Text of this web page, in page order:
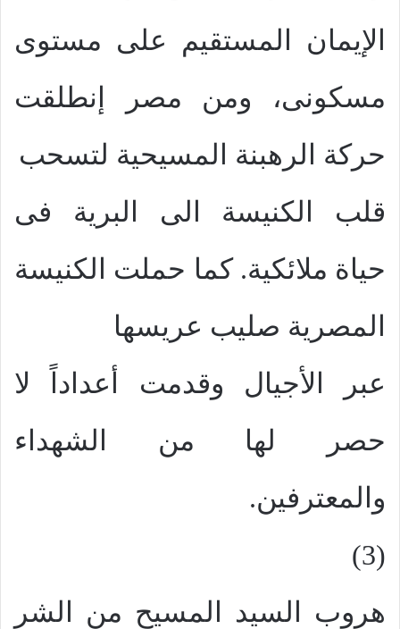
الإيمان المستقيم على مستوى
مسكونى، ومن مصر إنطلقت
حركة الرهبنة المسيحية لتسحب
قلب الكنيسة الى البرية فى
حياة ملائكية. كما حملت الكنيسة
المصرية صليب عريسها
عبر الأجيال وقدمت أعداداً لا
حصر لها من الشهداء
والمعترفين.
(3)
هروب السيد المسيح من الشر